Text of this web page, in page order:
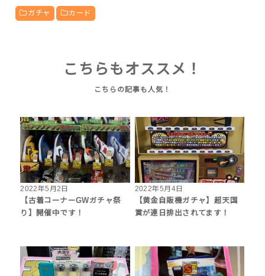
ガチャ カード
こちらもオススメ！
2022年5月2日
【古着コーナーGWガチャ祭
り】開催中です！
2022年5月4日
【黄金自販機ガチャ】超天国
賞が連日排出されてます！